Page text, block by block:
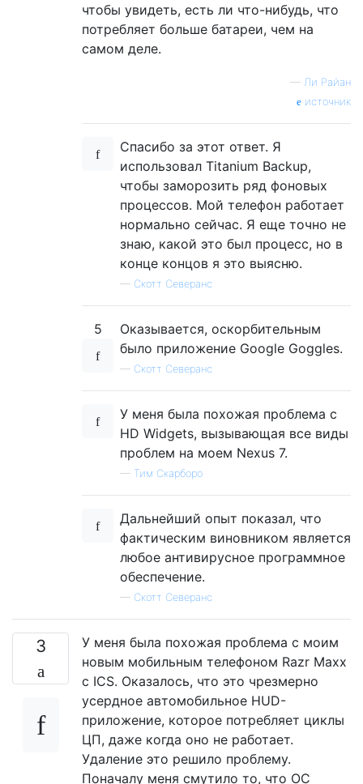
чтобы увидеть, есть ли что-нибудь, что
потребляет больше батареи, чем на
самом деле.
— Ли Райан
источник
Спасибо за этот ответ. Я
использовал Titanium Backup,
чтобы заморозить ряд фоновых
процессов. Мой телефон работает
нормально сейчас. Я еще точно не
знаю, какой это был процесс, но в
конце концов я это выясню.
— Скотт Северанс
5
Оказывается, оскорбительным
было приложение Google Goggles.
— Скотт Северанс
У меня была похожая проблема с
HD Widgets, вызывающая все виды
проблем на моем Nexus 7.
— Тим Скарборо
Дальнейший опыт показал, что
фактическим виновником является
любое антивирусное программное
обеспечение.
— Скотт Северанс
3
У меня была похожая проблема с моим
новым мобильным телефоном Razr Maxx
с ICS. Оказалось, что это чрезмерно
усердное автомобильное HUD-
приложение, которое потребляет циклы
ЦП, даже когда оно не работает.
Удаление это решило проблему.
Поначалу меня смутило то, что ОС